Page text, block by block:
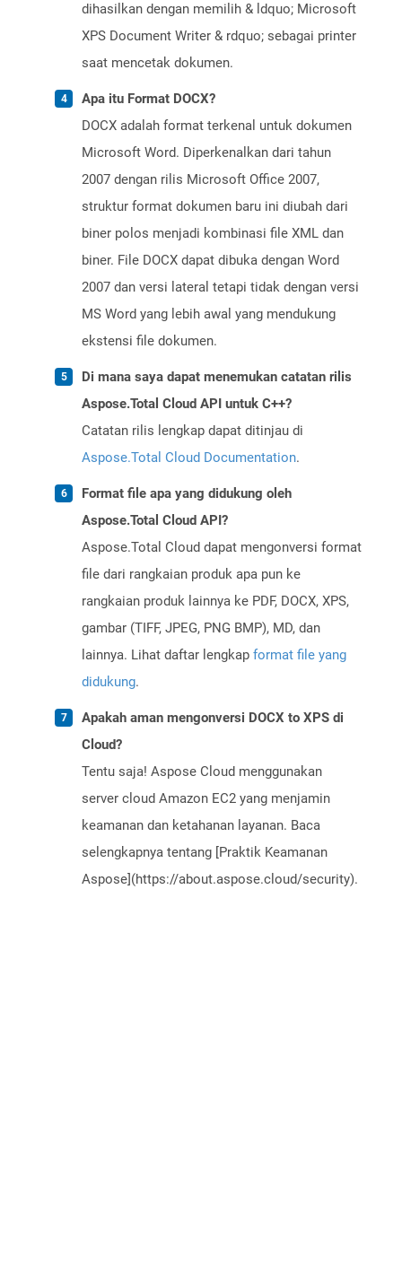
dihasilkan dengan memilih & ldquo; Microsoft
XPS Document Writer & rdquo; sebagai printer
saat mencetak dokumen.
Apa itu Format DOCX?
DOCX adalah format terkenal untuk dokumen
Microsoft Word. Diperkenalkan dari tahun
2007 dengan rilis Microsoft Office 2007,
struktur format dokumen baru ini diubah dari
biner polos menjadi kombinasi file XML dan
biner. File DOCX dapat dibuka dengan Word
2007 dan versi lateral tetapi tidak dengan versi
MS Word yang lebih awal yang mendukung
ekstensi file dokumen.
Di mana saya dapat menemukan catatan rilis
Aspose.Total Cloud API untuk C++?
Catatan rilis lengkap dapat ditinjau di
Aspose.Total Cloud Documentation.
Format file apa yang didukung oleh
Aspose.Total Cloud API?
Aspose.Total Cloud dapat mengonversi format
file dari rangkaian produk apa pun ke
rangkaian produk lainnya ke PDF, DOCX, XPS,
gambar (TIFF, JPEG, PNG BMP), MD, dan
lainnya. Lihat daftar lengkap format file yang
didukung.
Apakah aman mengonversi DOCX to XPS di
Cloud?
Tentu saja! Aspose Cloud menggunakan
server cloud Amazon EC2 yang menjamin
keamanan dan ketahanan layanan. Baca
selengkapnya tentang [Praktik Keamanan
Aspose](https://about.aspose.cloud/security).